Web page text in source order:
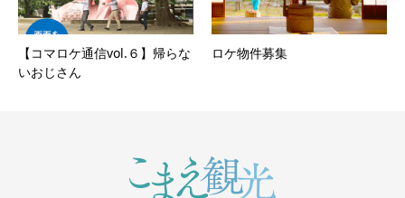
【コマロケ通信vol.６】帰らな
いおじさん
ロケ物件募集